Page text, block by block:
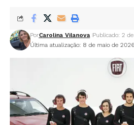
Última atualização: 8 de maio de
PorCarolina Vilanova Publicado: 2